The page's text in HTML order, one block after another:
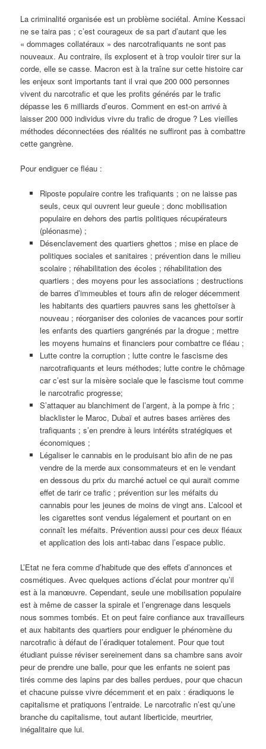
La criminalité organisée est un problème sociétal. Amine Kessaci
ne se taira pas ; c’est courageux de sa part d’autant que les
« dommages collatéraux » des narcotrafiquants ne sont pas
nouveaux. Au contraire, ils explosent et à trop vouloir tirer sur la
corde, elle se casse. Macron est à la traîne sur cette histoire car
les enjeux sont importants tant il vrai que 200 000 personnes
vivent du narcotrafic et que les profits générés par le trafic
dépasse les 6 milliards d’euros. Comment en est-on arrivé à
laisser 200 000 individus vivre du trafic de drogue ? Les vieilles
méthodes déconnectées des réalités ne suffiront pas à combattre
cette gangrène.
Pour endiguer ce fléau :
Riposte populaire contre les trafiquants ; on ne laisse pas
seuls, ceux qui ouvrent leur gueule ; donc mobilisation
populaire en dehors des partis politiques récupérateurs
(pléonasme) ;
Désenclavement des quartiers ghettos ; mise en place de
politiques sociales et sanitaires ; prévention dans le milieu
scolaire ; réhabilitation des écoles ; réhabilitation des
quartiers ; des moyens pour les associations ; destructions
de barres d’immeubles et tours afin de reloger décemment
les habitants des quartiers pauvres sans les ghettoïser à
nouveau ; réorganiser des colonies de vacances pour sortir
les enfants des quartiers gangrénés par la drogue ; mettre
les moyens humains et financiers pour combattre ce fléau ;
Lutte contre la corruption ; lutte contre le fascisme des
narcotrafiquants et leurs méthodes; lutte contre le chômage
car c’est sur la misère sociale que le fascisme tout comme
le narcotrafic progresse;
S’attaquer au blanchiment de l’argent, à la pompe à fric ;
blacklister le Maroc, Dubaï et autres bases arrières des
trafiquants ; s’en prendre à leurs intérêts stratégiques et
économiques ;
Légaliser le cannabis en le produisant bio afin de ne pas
vendre de la merde aux consommateurs et en le vendant
en dessous du prix du marché actuel ce qui aurait comme
effet de tarir ce trafic ; prévention sur les méfaits du
cannabis pour les jeunes de moins de vingt ans. L’alcool et
les cigarettes sont vendus légalement et pourtant on en
connaît les méfaits. Prévention aussi pour ces deux fléaux
et application des lois anti-tabac dans l’espace public.
L’Etat ne fera comme d’habitude que des effets d’annonces et
cosmétiques. Avec quelques actions d’éclat pour montrer qu’il
est à la manœuvre. Cependant, seule une mobilisation populaire
est à même de casser la spirale et l’engrenage dans lesquels
nous sommes tombés. Et on peut faire confiance aux travailleurs
et aux habitants des quartiers pour endiguer le phénomène du
narcotrafic à défaut de l’éradiquer totalement. Pour que tout
étudiant puisse réviser sereinement dans sa chambre sans avoir
peur de prendre une balle, pour que les enfants ne soient pas
tirés comme des lapins par des balles perdues, pour que chacun
et chacune puisse vivre décemment et en paix : éradiquons le
capitalisme et pratiquons l’entraide. Le narcotrafic n’est qu’une
branche du capitalisme, tout autant liberticide, meurtrier,
inégalitaire que lui.